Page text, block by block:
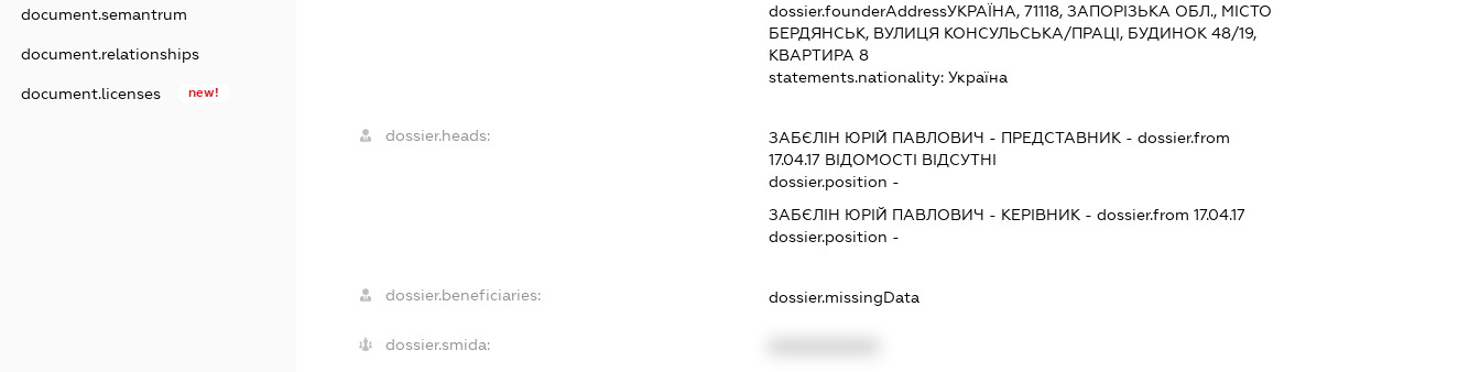
document.semantrum
document.relationships
document.licenses new!
dossier.founderAddressУКРАЇНА, 71118, ЗАПОРІЗЬКА ОБЛ., МІСТО
БЕРДЯНСЬК, ВУЛИЦЯ КОНСУЛЬСЬКА/ПРАЦІ, БУДИНОК 48/19,
КВАРТИРА 8
statements.nationality: Україна
dossier.heads: ЗАБЄЛІН ЮРІЙ ПАВЛОВИЧ - ПРЕДСТАВНИК - dossier.from
17.04.17ВІДОМОСТІ ВІДСУТНІ
dossier.position -
ЗАБЄЛІН ЮРІЙ ПАВЛОВИЧ - КЕРІВНИК - dossier.from 17.04.17
dossier.position -
dossier.beneficiaries: dossier.missingData
dossier.smida: